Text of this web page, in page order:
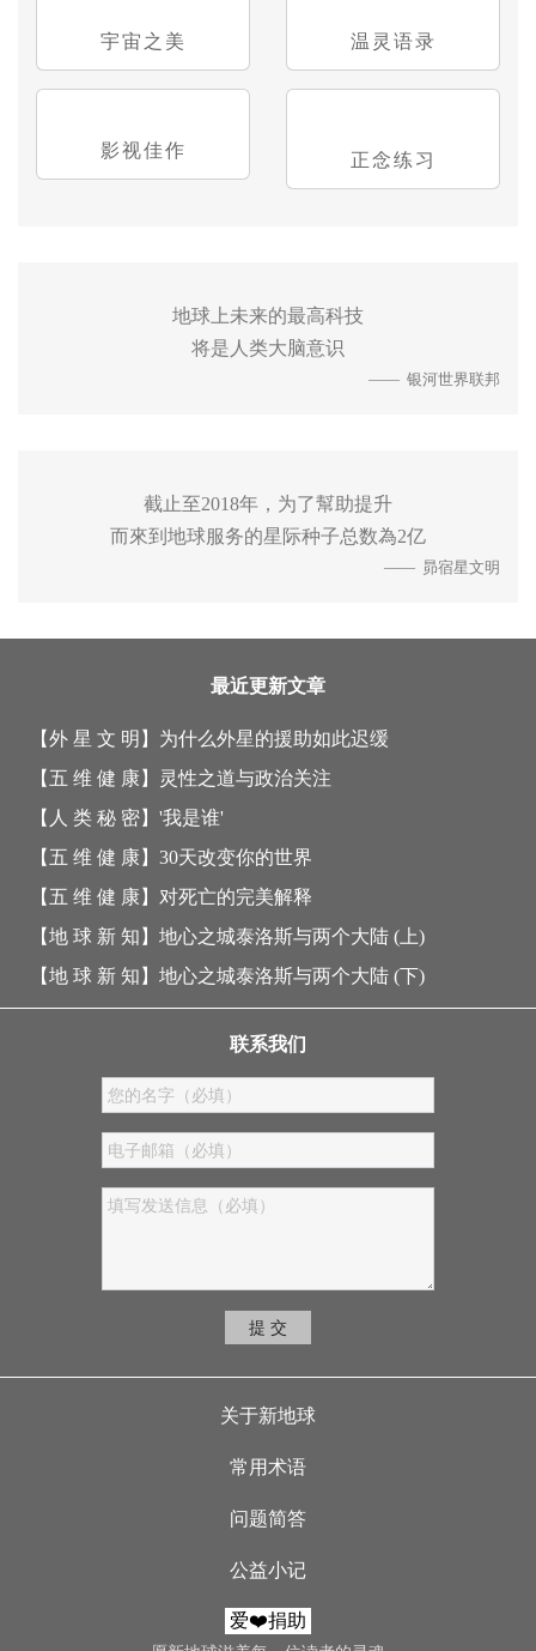
宇宙之美 温灵语录
影视佳作 正念练习
地球上未来的最高科技
将是人类大脑意识
—— 银河世界联邦
截止至2018年，为了幫助提升
而來到地球服务的星际种子总数為2亿
—— 昴宿星文明
最近更新文章
【外 星 文 明】 为什么外星的援助如此迟缓
【五 维 健 康】
灵性之道与政治关注
【人 类 秘 密】 '我是谁'
【五 维 健 康】 30天改变你的世界
【五 维 健 康】 对死亡的完美解释
【地 球 新 知】 地心之城泰洛斯与两个大陆 (上)
【地 球 新 知】 地心之城泰洛斯与两个大陆 (下)
联系我们
提 交
关于新地球
常用术语
问题简答
公益小记
爱❤️捐助